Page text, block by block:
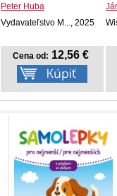
Peter Huba
Vydavateľstvo M..., 2025
Cena od: 12,56 €